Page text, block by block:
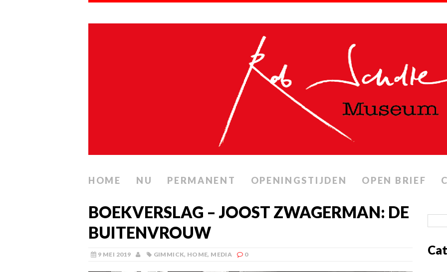
HOME NU PERMANENT OPENINGSTIJDEN OPEN BRIEF
BOEKVERSLAG – JOOST ZWAGERMAN: DE
BUITENVROUW
9 MEI 2019 GIMMICK, HOME, MEDIA 0